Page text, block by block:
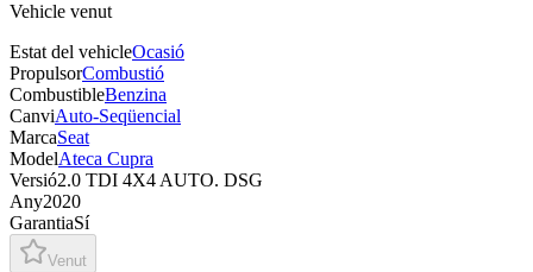
Vehicle venut
Estat del vehicleOcasió
PropulsorCombustió
CombustibleBenzina
CanviAuto-Seqüencial
MarcaSeat
ModelAteca Cupra
Versió2.0 TDI 4X4 AUTO. DSG
Any2020
GarantiaSí
Venut